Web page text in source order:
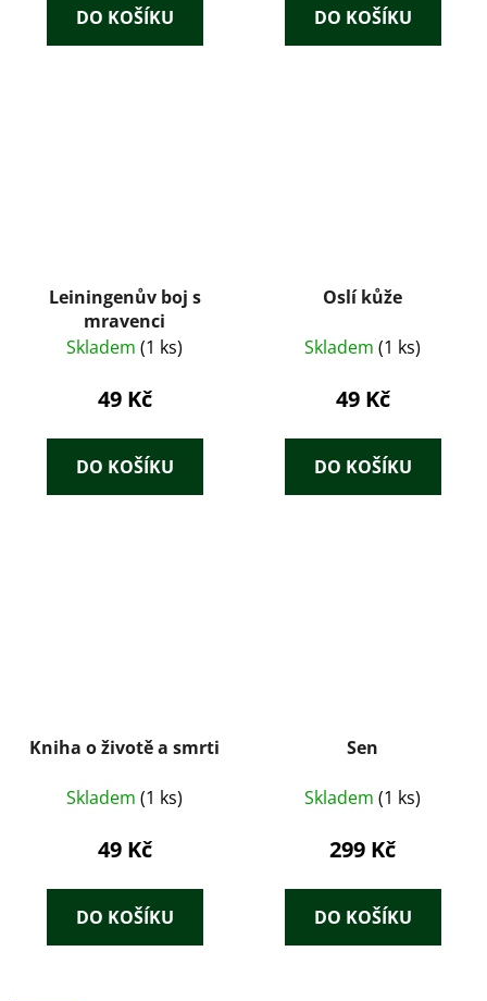
DO KOŠÍKU DO KOŠÍKU
Leiningenův boj s
mravenci
Skladem (1 ks)
49 Kč
DO KOŠÍKU
Oslí kůže
Skladem (1 ks)
49 Kč
DO KOŠÍKU
Kniha o životě a smrti
Skladem (1 ks)
49 Kč
DO KOŠÍKU
Sen
Skladem (1 ks)
299 Kč
DO KOŠÍKU